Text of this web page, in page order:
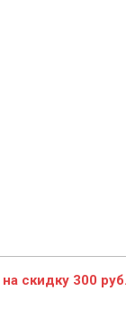
скидку 300